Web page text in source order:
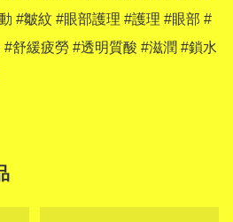
#皺紋 #眼部護理 #護理 #眼部 #
舒緩疲勞 #透明質酸 #滋潤 #鎖水